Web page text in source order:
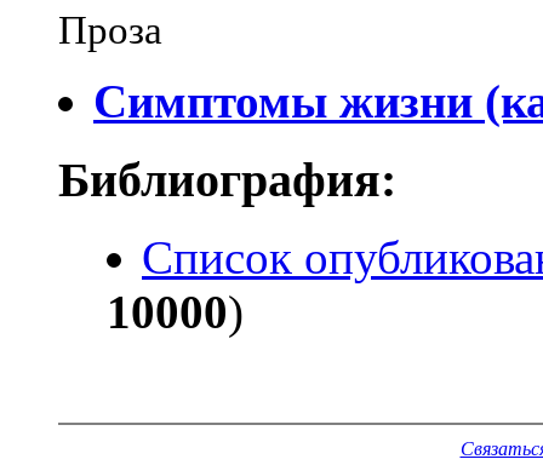
Проза
Симптомы жизни
Библиография:
Список
10000)